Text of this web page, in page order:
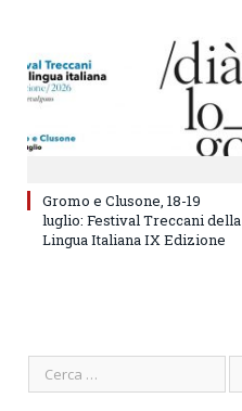
Gromo e Clusone, 18-19
luglio: Festival Treccani della
Lingua Italiana IX Edizione